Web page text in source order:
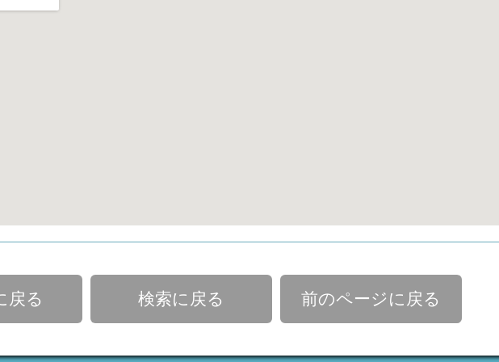
戻る 検索に戻る 前のページに戻る